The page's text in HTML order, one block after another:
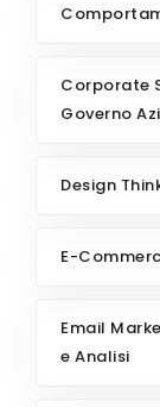
Corporate
Governo
Design
E-
Email
e Analisi